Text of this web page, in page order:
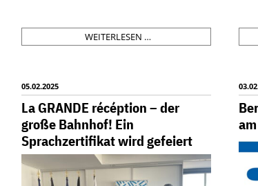
WEITERLESEN …
UND
MÖNCHHOF
05.02.2025
La GRANDE récéption – der
große Bahnhof! Ein
Sprachzertifikat wird gefeiert